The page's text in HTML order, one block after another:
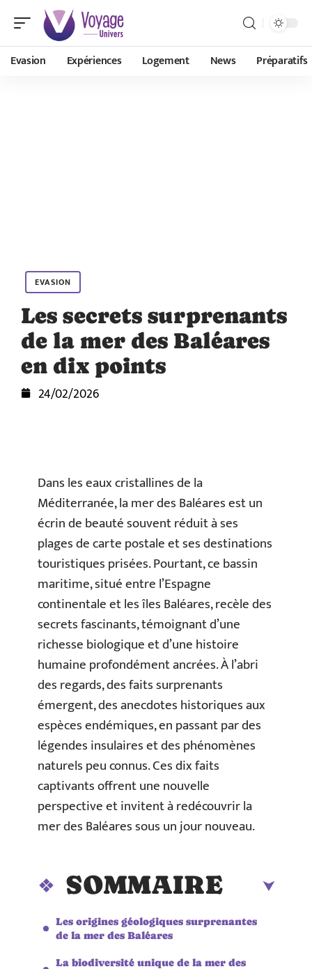
Evasion Expériences Logement News Préparatifs
EVASION
Les secrets surprenants
de la mer des Baléares
en dix points
24/02/2026
Dans les eaux cristallines de la
Méditerranée, la mer des Baléares est un
écrin de beauté souvent réduit à ses
plages de carte postale et ses destinations
touristiques prisées. Pourtant, ce bassin
maritime, situé entre l’Espagne
continentale et les îles Baléares, recèle des
secrets fascinants, témoignant d’une
richesse biologique et d’une histoire
humaine profondément ancrées. À l’abri
des regards, des faits surprenants
émergent, des anecdotes historiques aux
espèces endémiques, en passant par des
légendes insulaires et des phénomènes
naturels peu connus. Ces dix faits
captivants offrent une nouvelle
perspective et invitent à redécouvrir la
mer des Baléares sous un jour nouveau.
SOMMAIRE
Les origines géologiques surprenantes
de la mer des Baléares
La biodiversité unique de la mer des